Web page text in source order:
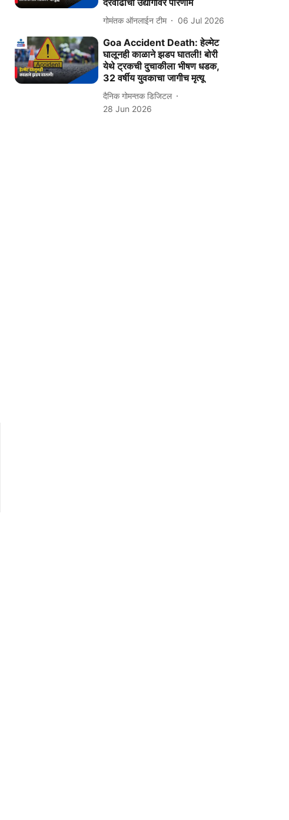
दरवाढीचा उद्योगांवर परिणाम
गोमंतक ऑनलाईन टीम 06 Jul 2026
Goa Accident Death: हेल्मेट
घालूनही काळाने झडप घातली! बोरी
येथे ट्रकची दुचाकीला भीषण धडक,
32 वर्षीय युवकाचा जागीच मृत्यू
दैनिक गोमन्तक डिजिटल
28 Jun 2026